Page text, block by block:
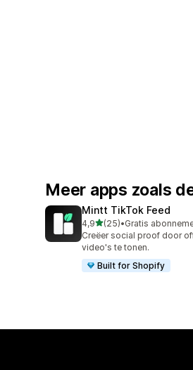
Meer apps zoals
Mintt TikTok Feed
4,9van 5 sterren
(25)
25 recensies in totaal
•Gratis
Creëer social proof door
video's te tonen.
Built for Shopify